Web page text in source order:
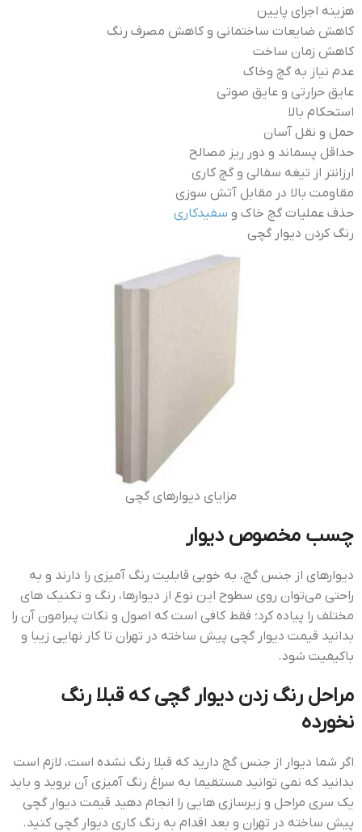
هزينه اجراي پايين
كاهش ضايعات ساختماني و كاهش مصرف رنگ
كاهش زمان ساخت
عدم نياز به گچ وخاك
عايق حرارتي و عایق صوتي
استحكام بالا
حمل و نقل آسان
حداقل پسماند و دور ریز مصالح
ارزانتر از تیغه سفالی و گچ کاری
مقاومت بالا در مقابل آتش سوزی
حذف عملیات گچ خاک و سفیدکاری
رنگ کردن دیوار گچی
مزایای دیوارهای گچی
چسب مخصوص ديوار
دیوارهای از جنس گچ، به خوبی قابلیت رنگ آمیزی را دارند و به
راحتی می‌توان روی سطوح این نوع از دیوارها، رنگ و تکنیک های
مختلف را پیاده کرد؛ فقط کافی است که اصول و نکات پبرامون آن را
بدانید قيمت ديوار گچي پيش ساخته در تهران تا کار نهایی زیبا و
باکیفیت شود.
مراحل رنگ زدن دیوار گچی که قبلا رنگ
نخورده
اگر شما دیوار از جنس گچ دارید که قبلا رنگ نشده است، لازم است
بدانید که نمی توانید مستقیما به سراغ رنگ آمیزی آن بروید و باید
یک سری مراحل و زیرسازی هایی را انجام دهید قيمت ديوار گچي
پيش ساخته در تهران و بعد اقدام به رنگ کاری دیوار گچی کنید.